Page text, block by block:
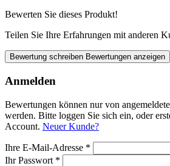
Bewerten Sie dieses Produkt!
Teilen Sie Ihre Erfahrungen mit anderen
Bewertung schreiben Bewertungen anzeigen
Anmelden
Bewertungen können nur von
werden. Bitte loggen Sie sich ein, oder
Account. Neuer Kunde?
Ihre E-Mail-Adresse *
Ihr Passwort *